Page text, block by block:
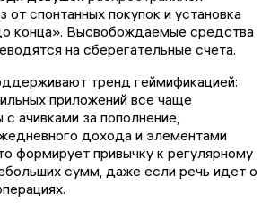
от спонтанных покупок и установка
конца». Высвобождаемые средства
на сберегательные счета.
тренд геймификацией:
приложений все чаще
ачивками за пополнение,
дохода и элементами
формирует привычку к регулярному
сумм, даже если речь идет о